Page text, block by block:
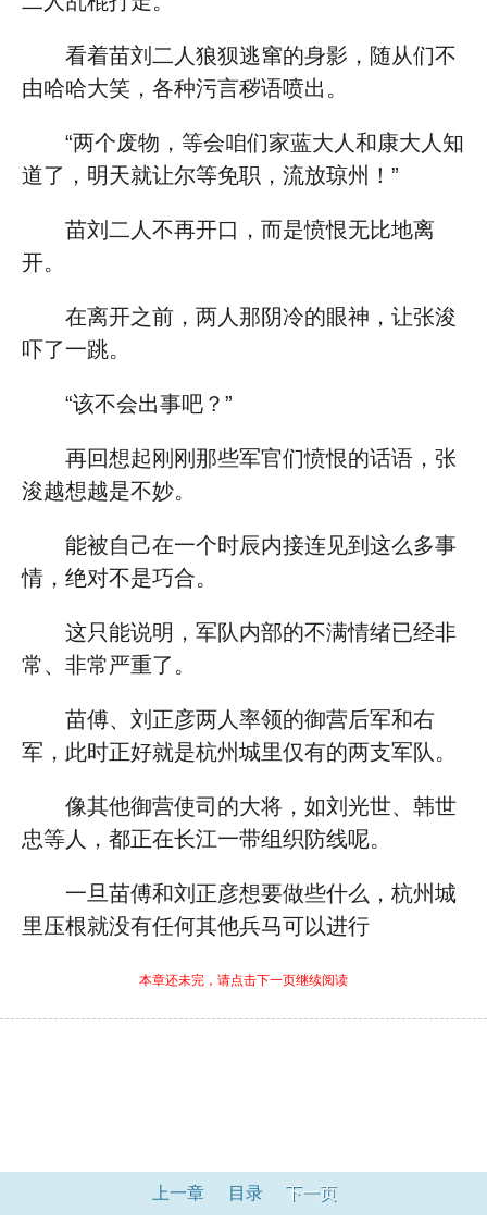
看着苗刘二人狼狈逃窜的身影，随从们不
由哈哈大笑，各种污言秽语喷出。
“两个废物，等会咱们家蓝大人和康大人知
道了，明天就让尔等免职，流放琼州！”
苗刘二人不再开口，而是愤恨无比地离
开。
在离开之前，两人那阴冷的眼神，让张浚
吓了一跳。
“该不会出事吧？”
再回想起刚刚那些军官们愤恨的话语，张
浚越想越是不妙。
能被自己在一个时辰内接连见到这么多事
情，绝对不是巧合。
这只能说明，军队内部的不满情绪已经非
常、非常严重了。
苗傅、刘正彦两人率领的御营后军和右
军，此时正好就是杭州城里仅有的两支军队。
像其他御营使司的大将，如刘光世、韩世
忠等人，都正在长江一带组织防线呢。
一旦苗傅和刘正彦想要做些什么，杭州城
里压根就没有任何其他兵马可以进行
本章还未完，请点击下一页继续阅读
上一章 目录 下一页